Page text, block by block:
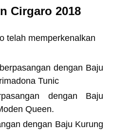
Cirgaro 2018
telah memperkenalkan
dengan Baju
Tunic
dengan Baju
Queen.
dengan Baju Kurung